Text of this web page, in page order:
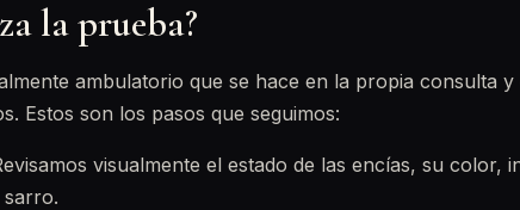
la prueba?
ambulatorio que se hace en la propia consulta
Estos son los pasos que seguimos:
visualmente el estado de las encías, su color,
sarro.